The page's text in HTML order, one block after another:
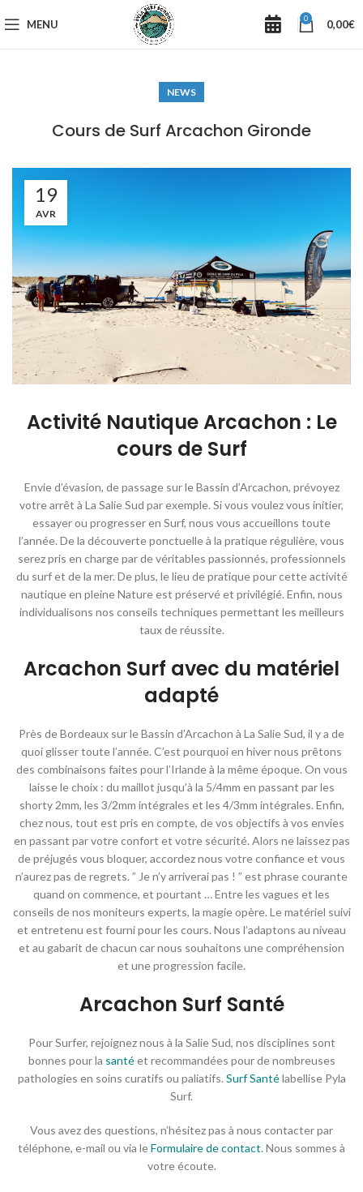
MENU 0 0,00€
NEWS
Cours de Surf Arcachon Gironde
19
AVR
Activité Nautique Arcachon : Le
cours de Surf
Envie d’évasion, de passage sur le Bassin d’Arcachon, prévoyez
votre arrêt à La Salie Sud par exemple. Si vous voulez vous initier,
essayer ou progresser en Surf, nous vous accueillons toute
l’année. De la découverte ponctuelle à la pratique régulière, vous
serez pris en charge par de véritables passionnés, professionnels
du surf et de la mer. De plus, le lieu de pratique pour cette activité
nautique en pleine Nature est préservé et privilégié. Enfin, nous
individualisons nos conseils techniques permettant les meilleurs
taux de réussite.
Arcachon Surf avec du matériel
adapté
Près de Bordeaux sur le Bassin d’Arcachon à La Salie Sud, il y a de
quoi glisser toute l’année. C’est pourquoi en hiver nous prêtons
des combinaisons faites pour l’Irlande à la même époque. On vous
laisse le choix : du maillot jusqu’à la 5/4mm en passant par les
shorty 2mm, les 3/2mm intégrales et les 4/3mm intégrales. Enfin,
chez nous, tout est pris en compte, de vos objectifs à vos envies
en passant par votre confort et votre sécurité. Alors ne laissez pas
de préjugés vous bloquer, accordez nous votre confiance et vous
n’aurez pas de regrets. ” Je n’y arriverai pas ! ” est phrase courante
quand on commence, et pourtant … Entre les vagues et les
conseils de nos moniteurs experts, la magie opère. Le matériel suivi
et entretenu est fourni pour les cours. Nous l’adaptons au niveau
et au gabarit de chacun car nous souhaitons une compréhension
et une progression facile.
Arcachon Surf Santé
Pour Surfer, rejoignez nous à la Salie Sud, nos disciplines sont
bonnes pour la santéet recommandées pour de nombreuses
pathologies en soins curatifs ou paliatifs. Surf Santé labellise Pyla
Surf.
Vous avez des questions, n’hésitez pas à nous contacter par
téléphone, e-mail ou via leFormulaire de contact. Nous sommes à
votre écoute.